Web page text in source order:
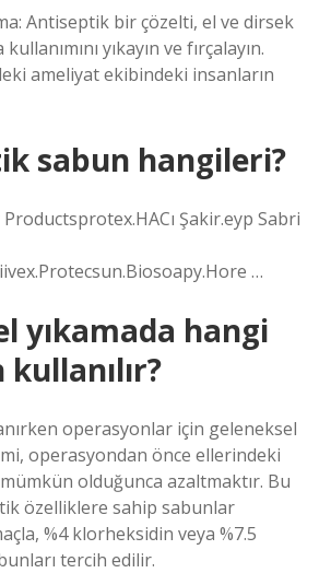
Antiseptik bir çözelti, el ve dirsek
yıkayın ve fırçalayın.
ameliyat ekibindeki insanların
sabun hangileri?
Şakir.eyp Sabri
…
yıkamada hangi
operasyonlar için geleneksel
operasyondan önce ellerindeki
mümkün olduğunca azaltmaktır. Bu
özelliklere sahip sabunlar
%4 klorheksidin veya %7.5
tercih edilir.